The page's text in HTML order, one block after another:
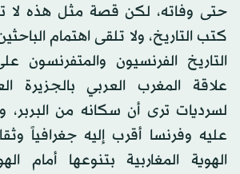
حتى وفاته، لكن قصة مثل هذه لا
كتب التاريخ، ولا تلقى اهتمام
التاريخ الفرنسيون
علاقة المغرب العربي بالجزيرة
لسرديات ترى أن سكانه من البربر،
عليه وفرنسا أقرب إليه جغرافياً
الهوية المغاربية بتنوعها أمام